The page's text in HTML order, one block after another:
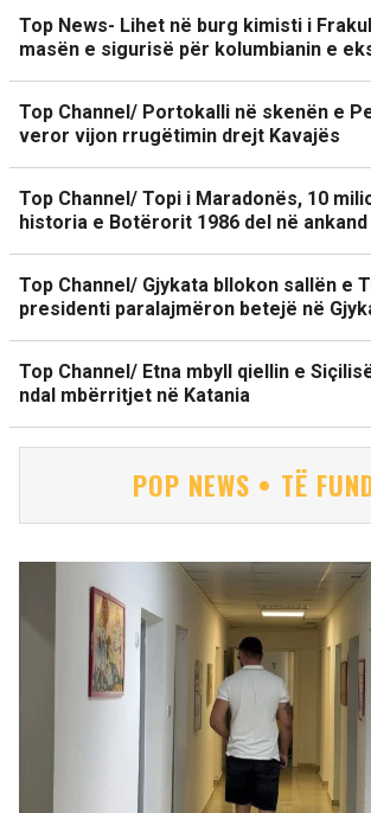
Top News- Lihet në burg kimisti i
masën e sigurisë për kolumbianin e
Top Channel/ Portokalli në skenën e
veror vijon rrugëtimin drejt Kavajës
Top Channel/ Topi i Maradonës, 10
historia e Botërorit 1986 del në ankand
Top Channel/ Gjykata bllokon sallën e
presidenti paralajmëron betejë në
Top Channel/ Etna mbyll qiellin e
ndal mbërritjet në Katania
POP NEWS • TË